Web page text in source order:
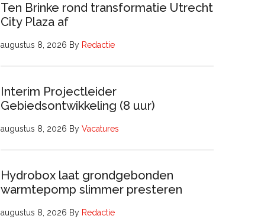
Ten Brinke rond transformatie Utrecht
City Plaza af
augustus 8, 2026 By Redactie
Interim Projectleider
Gebiedsontwikkeling (8 uur)
augustus 8, 2026 By Vacatures
Hydrobox laat grondgebonden
warmtepomp slimmer presteren
augustus 8, 2026 By Redactie